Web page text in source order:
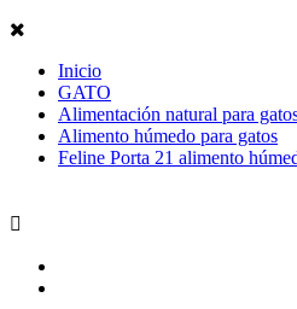
Inicio
GATO
Alimentación natural para
Alimento húmedo para gatos
Feline Porta 21 alimento
